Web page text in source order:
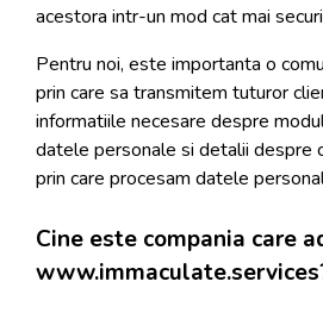
Prețuri
Contact
acestora intr-un mod cat mai
Pentru noi, este importanta o
prin care sa transmitem tuturor
informatiile necesare despre
datele personale si detalii despre
prin care procesam datele
Cine este compania care